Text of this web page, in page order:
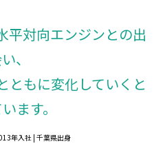
平対向エンジンとの出
、
ともに変化していくと
ます。
年入社 | 千葉県出身